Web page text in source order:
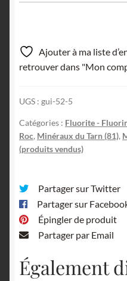
Ajouter à ma liste
retrouver dans "Mon
UGS : gui-52-5
Catégories : Fluorite -
Roc, Minéraux du Tarn (81),
(produits vendus)
Partager sur Twitter
Partager sur
Épingler de produit
Partager par Email
Également